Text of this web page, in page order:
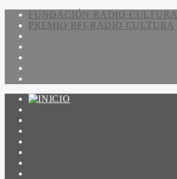
FUNDACIÓN RADIO CULTURA
PREMIO RFI-RADIO CULTURA